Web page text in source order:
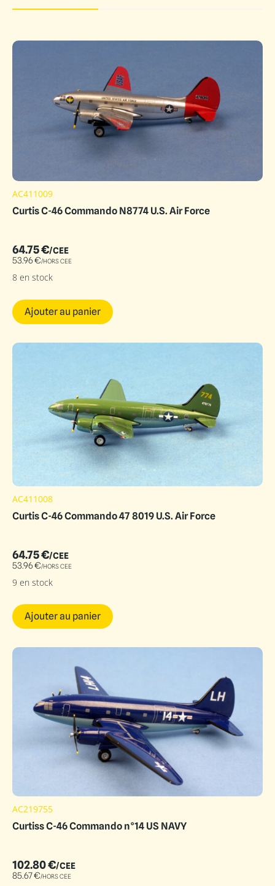
AC411009
Curtis C-46 Commando N8774 U.S. Air Force
64.75€/CEE
53.96€/HORS CEE
8 en stock
Ajouter au panier
AC411008
Curtis C-46 Commando 47 8019 U.S. Air Force
64.75€/CEE
53.96€/HORS CEE
9 en stock
Ajouter au panier
AC219755
Curtiss C-46 Commando n°14 US NAVY
102.80€/CEE
85.67€/HORS CEE